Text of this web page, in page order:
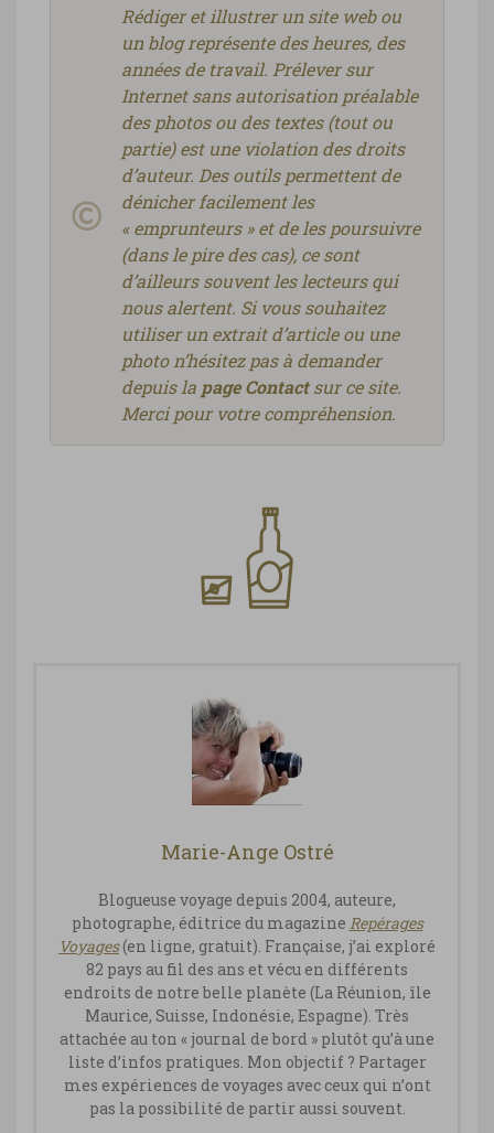
Rédiger et illustrer un site web ou
un blog représente des heures, des
années de travail. Prélever sur
Internet sans autorisation préalable
des photos ou des textes (tout ou
partie) est une violation des droits
d’auteur. Des outils permettent de
dénicher facilement les
« emprunteurs » et de les poursuivre
(dans le pire des cas), ce sont
d’ailleurs souvent les lecteurs qui
nous alertent. Si vous souhaitez
utiliser un extrait d’article ou une
photo n’hésitez pas à demander
depuis la page Contactsur ce site.
Merci pour votre compréhension.
Marie-Ange Ostré
Blogueuse voyage depuis 2004, auteure,
photographe, éditrice du magazine Repérages
Voyages(en ligne, gratuit). Française, j’ai exploré
82 pays au fil des ans et vécu en différents
endroits de notre belle planète (La Réunion, île
Maurice, Suisse, Indonésie, Espagne). Très
attachée au ton « journal de bord » plutôt qu’à une
liste d’infos pratiques. Mon objectif ? Partager
mes expériences de voyages avec ceux qui n’ont
pas la possibilité de partir aussi souvent.